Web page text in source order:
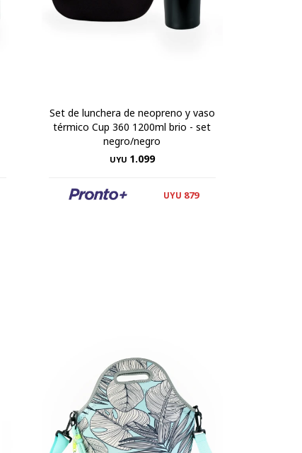
Set de lunchera de neopreno y vaso
térmico Cup 360 1200ml brio - set
negro/negro
UYU 1.099
UYU 879